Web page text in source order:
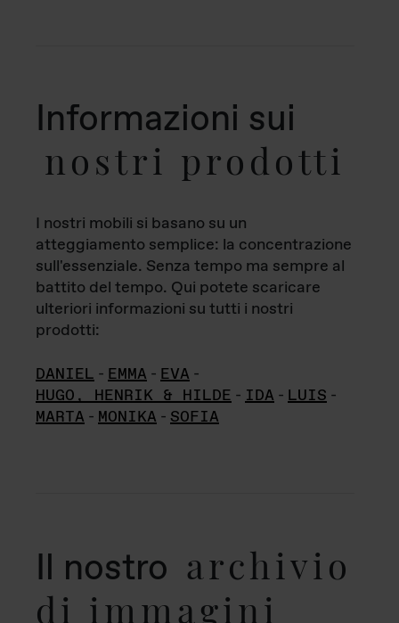
Informazioni sui
nostri prodotti
I nostri mobili si basano su un
atteggiamento semplice: la concentrazione
sull'essenziale. Senza tempo ma sempre al
battito del tempo. Qui potete scaricare
ulteriori informazioni su tutti i nostri
prodotti:
DANIEL - EMMA - EVA -
HUGO, HENRIK & HILDE - IDA - LUIS -
MARTA - MONIKA - SOFIA
Il nostro archivio
di immagini